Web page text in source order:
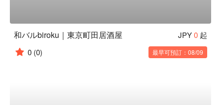
和バルbiroku｜東京町田居酒屋 JPY0 起
0 (0) 最早可預訂：08/09